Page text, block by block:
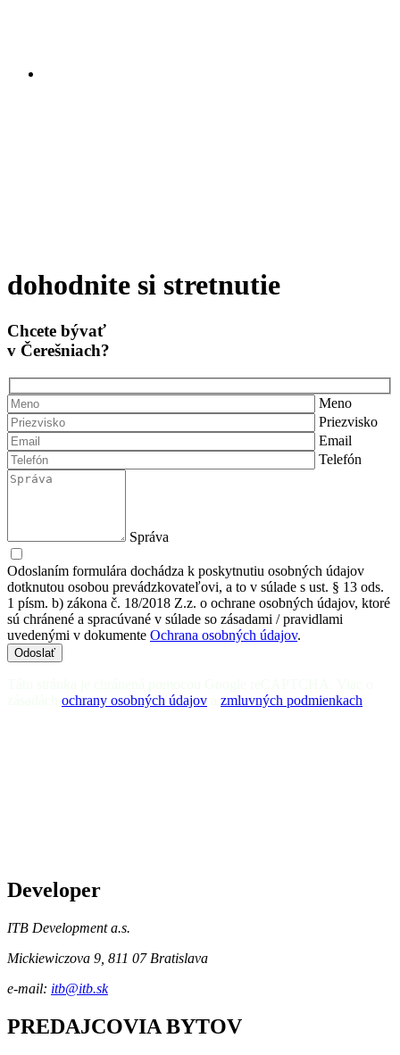
dohodnite si stretnutie
Chcete bývať
v Čerešniach?
Meno
Priezvisko
Email
Telefón
Správa
Odoslaním formulára dochádza k poskytnutiu osobných údajov
dotknutou osobou prevádzkovateľovi, a to v súlade s ust. § 13 ods.
1 písm. b) zákona č. 18/2018 Z.z. o ochrane osobných údajov, ktoré
sú chránené a spracúvané v súlade so zásadami / pravidlami
uvedenými v dokumente Ochrana osobných údajov.
Odoslať
ochrany osobných údajov zmluvných podmienkach
Developer
ITB Development a.s.
Mickiewiczova 9, 811 07 Bratislava
e-mail: itb@itb.sk
PREDAJCOVIA BYTOV